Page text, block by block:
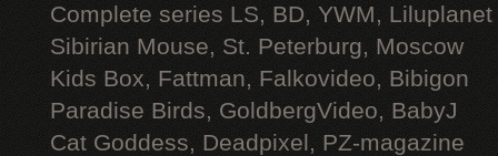
Complete series LS, BD, YWM, Liluplanet
Sibirian Mouse, St. Peterburg, Moscow
Kids Box, Fattman, Falkovideo, Bibigon
Paradise Birds, GoldbergVideo, BabyJ
Cat Goddess, Deadpixel, PZ-magazine